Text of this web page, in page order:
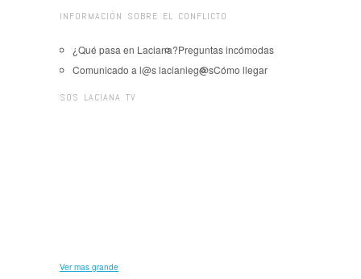
INFORMACIÓN SOBRE EL CONFLICTO
¿Qué pasa en Laciana?Preguntas incómodas
Comunicado a l@s lacianieg@sCómo llegar
SOS LACIANA TV
Ver mas grande